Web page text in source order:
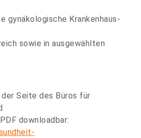
gynäkologische Krankenhaus-
sowie in ausgewählten
Seite des Büros für
downloadbar: